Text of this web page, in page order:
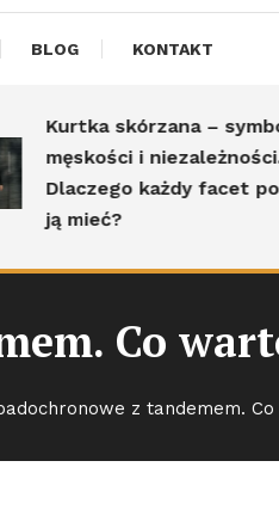
BLOG KONTAKT
skórzana – symbol
i niezależności.
każdy facet powinien
mieć?
Co
z tandemem.